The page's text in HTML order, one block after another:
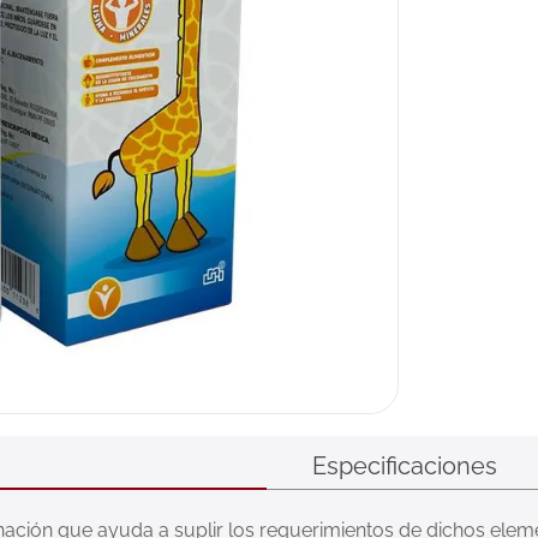
Especificaciones
que ayuda a suplir los requerimientos de dichos